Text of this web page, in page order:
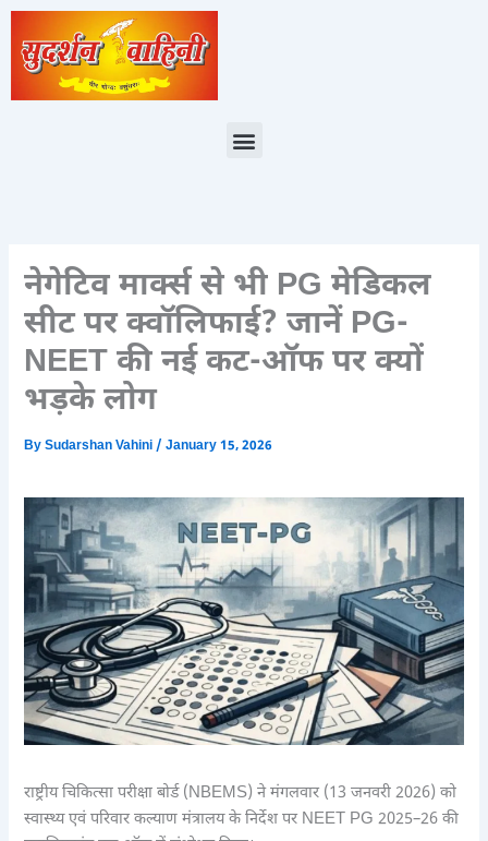
Skip
content
Menu
नेगेटिव मार्क्स से भी PG मेडिकल
सीट पर क्वॉलिफाई? जानें PG-
NEET की नई कट-ऑफ पर क्यों
भड़के लोग
BySudarshan Vahini/January 15, 2026
राष्ट्रीय चिकित्सा परीक्षा बोर्ड (NBEMS) ने मंगलवार (13 जनवरी 2026) को
स्वास्थ्य एवं परिवार कल्याण मंत्रालय के निर्देश पर NEET PG 2025–26 की